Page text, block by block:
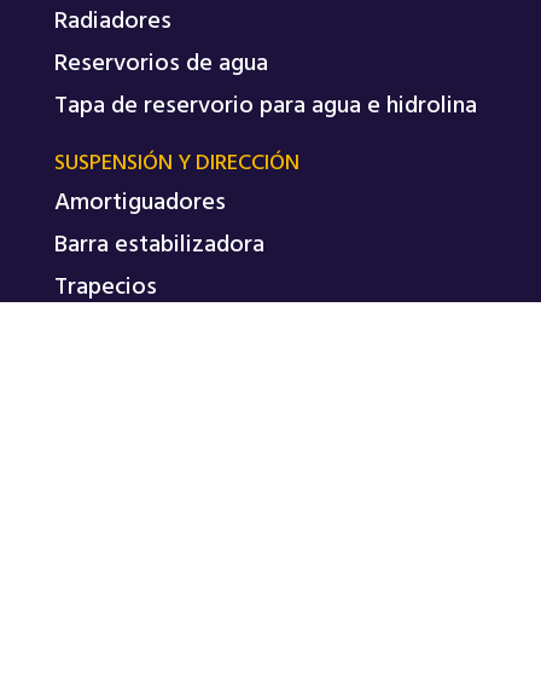
Radiadores
Reservorios de agua
Tapa de reservorio para agua e hidrolina
SUSPENSIÓN Y DIRECCIÓN
Amortiguadores
Barra estabilizadora
Trapecios